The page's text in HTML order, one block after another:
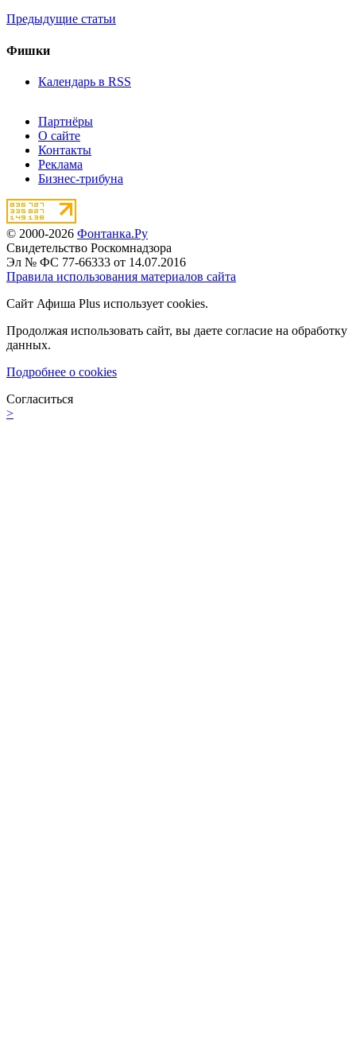
Предыдущие статьи
Фишки
Календарь в RSS
Партнёры
О сайте
Контакты
Реклама
Бизнес-трибуна
© 2000-2026 Фонтанка.Ру
Свидетельство Роскомнадзора
Эл № ФС 77-66333 от 14.07.2016
Правила использования материалов сайта
Сайт Афиша Plus использует cookies.
Продолжая использовать сайт, вы даете согласие на обработку
данных.
Подробнее о cookies
Согласиться
>